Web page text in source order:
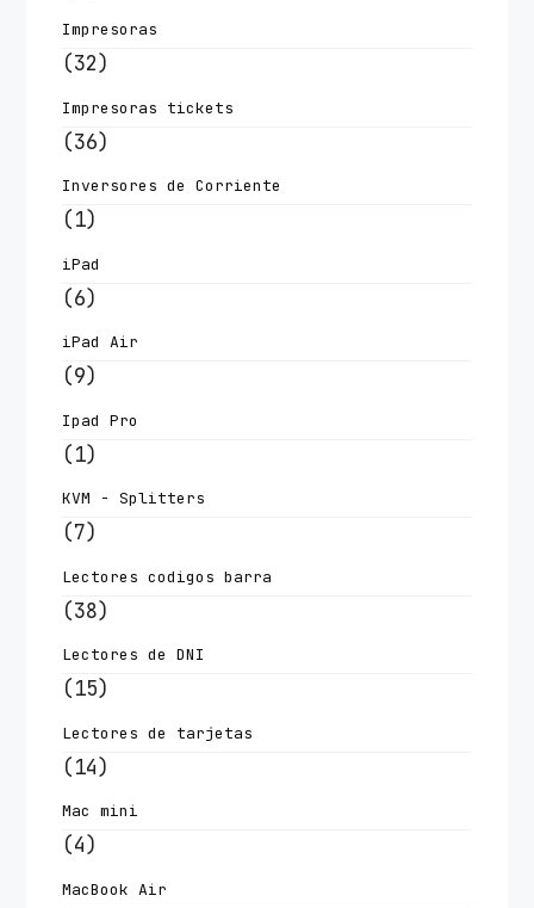
Impresoras
(32)
Impresoras tickets
(36)
Inversores de Corriente
(1)
iPad
(6)
iPad Air
(9)
Ipad Pro
(1)
KVM - Splitters
(7)
Lectores codigos barra
(38)
Lectores de DNI
(15)
Lectores de tarjetas
(14)
Mac mini
(4)
MacBook Air